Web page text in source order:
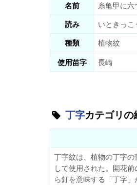
名前
糸亀甲に六
読み
いときっこ
種類
植物紋
使用苗字
長崎
丁字カテゴリの
丁字紋は、植物の丁字
して使用された。開花
ら釘を意味する「丁字」